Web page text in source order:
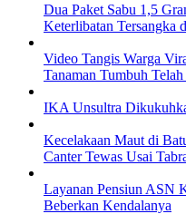
Dua Paket Sabu 1,5
Keterlibatan Tersangka
Video Tangis Warga
Tanaman Tumbuh
IKA Unsultra
Kecelakaan Maut di
Canter Tewas Usai
Layanan Pensiun ASN
Beberkan Kendalanya